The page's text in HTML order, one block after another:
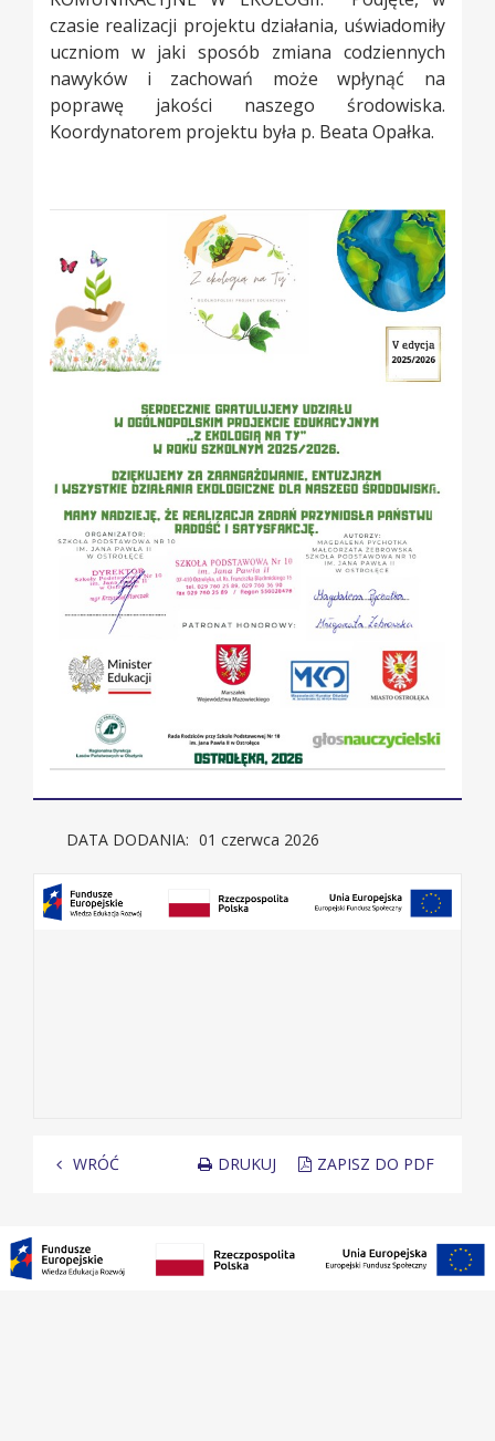
czasie realizacji projektu działania, uświadomiły
uczniom w jaki sposób zmiana codziennych
nawyków i zachowań może wpłynąć na
poprawę jakości naszego środowiska.
Koordynatorem projektu była p. Beata Opałka.
DATA DODANIA: 01 czerwca 2026
WRÓĆ DRUKUJ ZAPISZ DO PDF